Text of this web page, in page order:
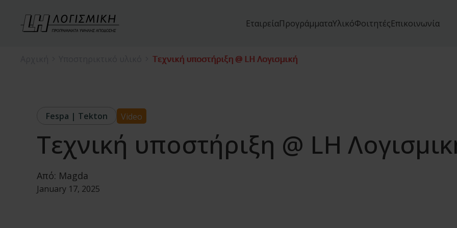
ΕταιρείαΠρογράμματαΥλικόΦοιτητέςΕπικοινωνία
Τεχνική υποστήριξη @ LH Λογισμική
Fespa | Tekton Video
Τεχνική υποστήριξη @ LH
Από: Magda
January 17, 2025